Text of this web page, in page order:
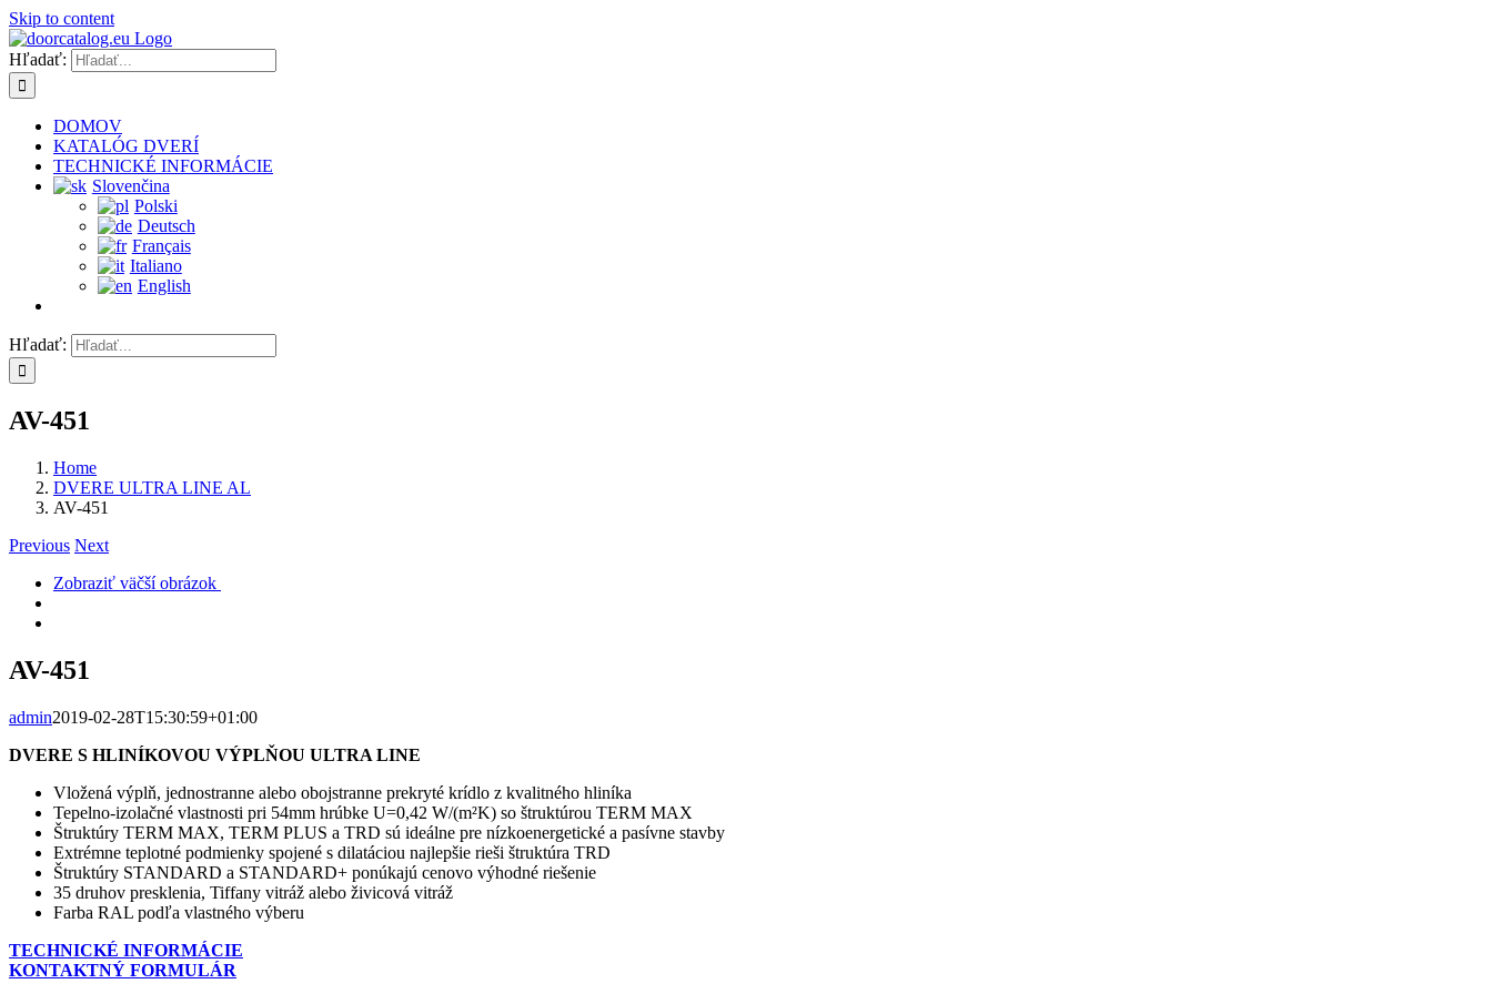
Skip to content
Hľadať:
DOMOV
KATALÓG DVERÍ
TECHNICKÉ INFORMÁCIE
Slovenčina
Polski
Deutsch
Français
Italiano
English
Hľadať:
AV-451
Home
DVERE ULTRA LINE AL
AV-451
Previous Next
Zobraziť väčší obrázok
AV-451
admin2019-02-28T15:30:59+01:00
DVERE S HLINÍKOVOU VÝPLŇOU ULTRA LINE
Vložená výplň, jednostranne alebo obojstranne prekryté krídlo z kvalitného hliníka
Tepelno-izolačné vlastnosti pri 54mm hrúbke U=0,42 W/(m²K) so štruktúrou TERM MAX
Štruktúry TERM MAX, TERM PLUS a TRD sú ideálne pre nízkoenergetické a pasívne stavby
Extrémne teplotné podmienky spojené s dilatáciou najlepšie rieši štruktúra TRD
Štruktúry STANDARD a STANDARD+ ponúkajú cenovo výhodné riešenie
35 druhov presklenia, Tiffany vitráž alebo živicová vitráž
Farba RAL podľa vlastného výberu
TECHNICKÉ INFORMÁCIE
KONTAKTNÝ FORMULÁR